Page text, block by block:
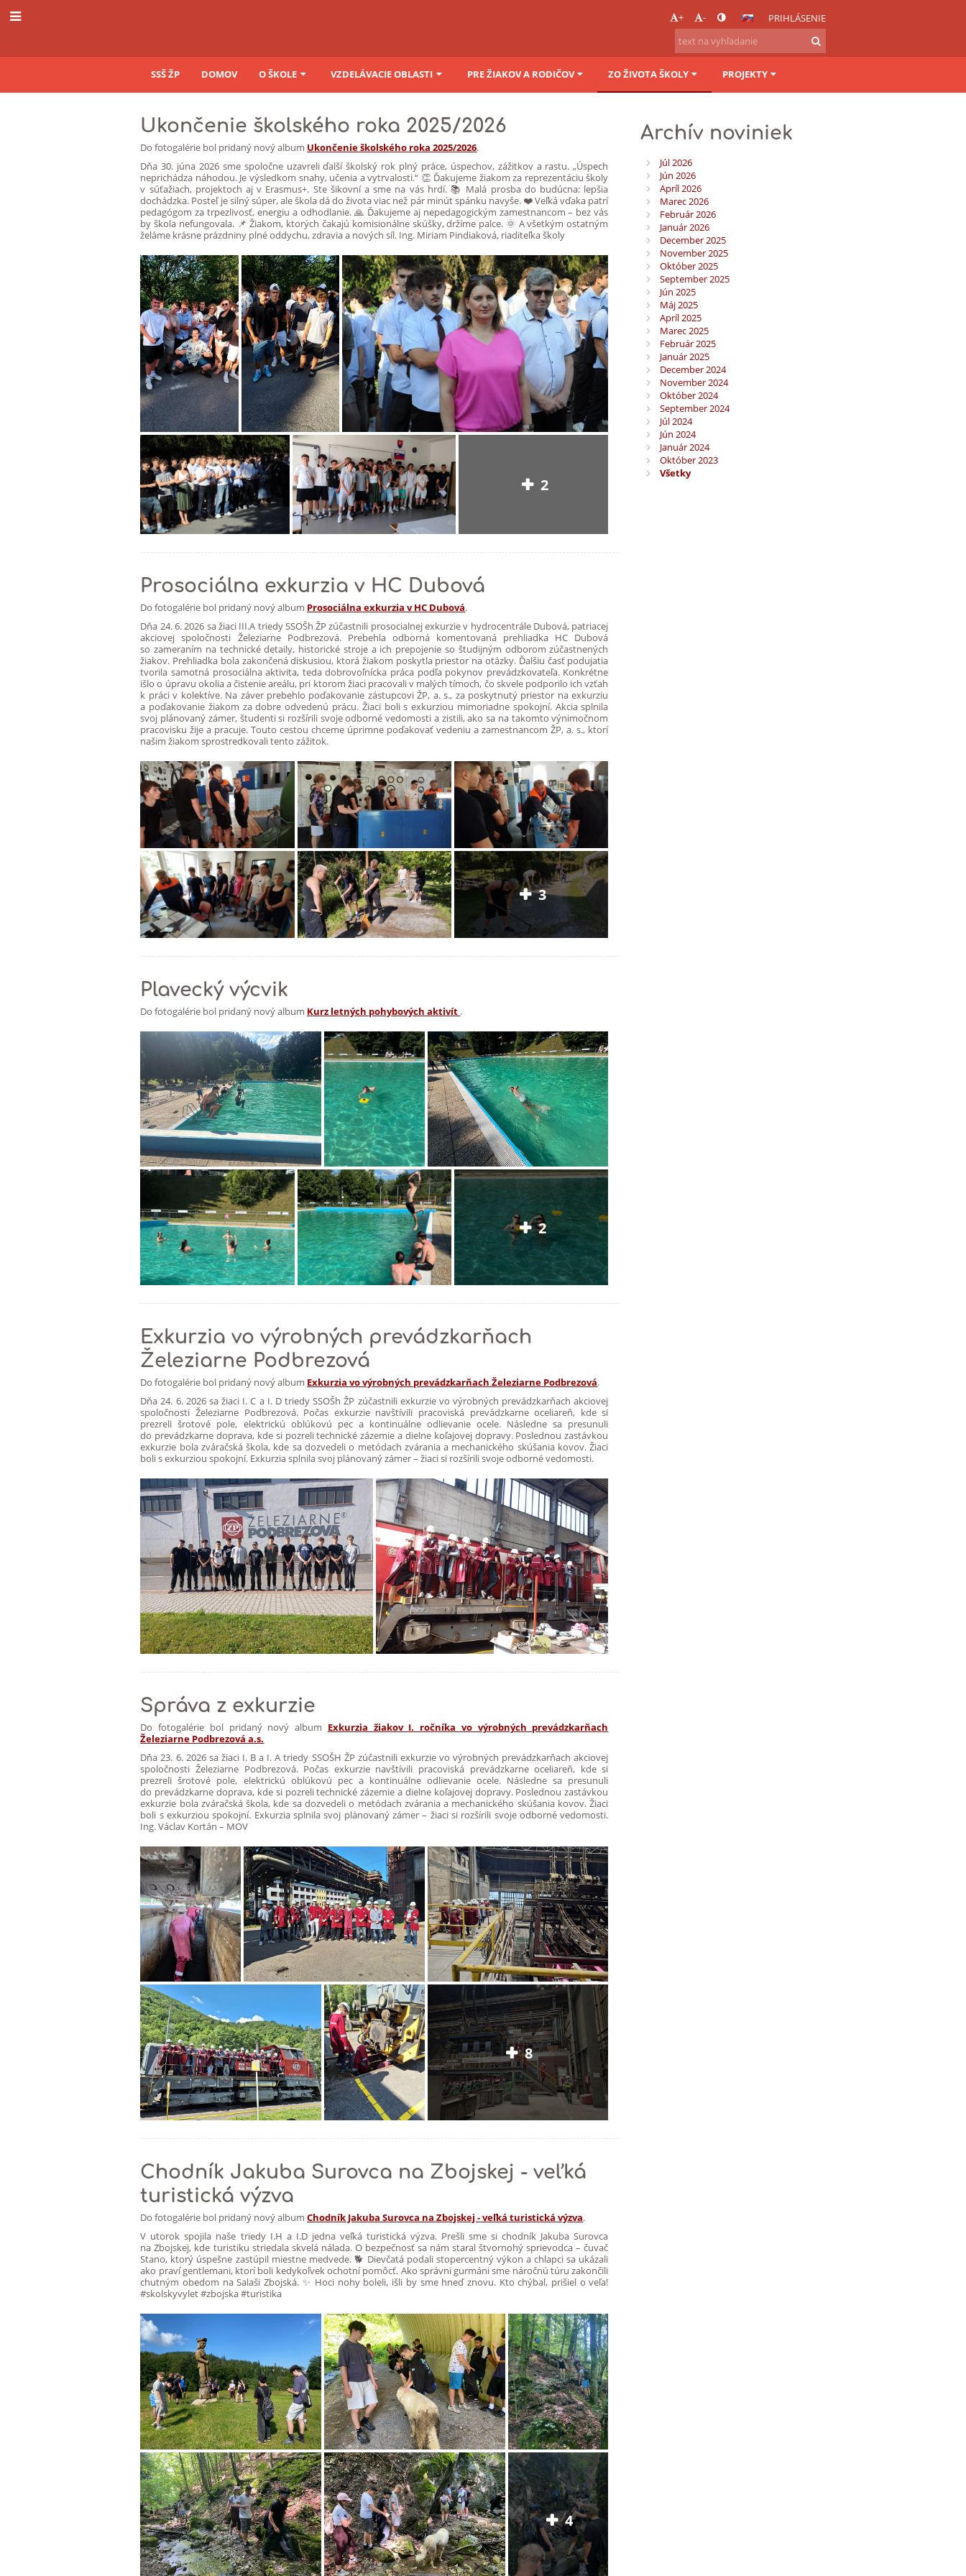
+ - PRIHLÁSENIE
SSŠ ŽP DOMOV O ŠKOLE VZDELÁVACIE OBLASTI PRE ŽIAKOV A RODIČOV ZO ŽIVOTA ŠKOLY PROJEKTY
Novinky
Ukončenie školského roka 2025/2026
Do fotogalérie bol pridaný nový album Ukončenie školského roka 2025/2026.
Dňa 30. júna 2026 sme spoločne uzavreli ďalší školský rok plný práce, úspechov, zážitkov a rastu. „Úspech
neprichádza náhodou. Je výsledkom snahy, učenia a vytrvalosti.“ 👏 Ďakujeme žiakom za reprezentáciu školy
v súťažiach, projektoch aj v Erasmus+. Ste šikovní a sme na vás hrdí. 📚 Malá prosba do budúcna: lepšia
dochádzka. Posteľ je silný súper, ale škola dá do života viac než pár minút spánku navyše. ❤️ Veľká vďaka patrí
pedagógom za trpezlivosť, energiu a odhodlanie. 🙏 Ďakujeme aj nepedagogickým zamestnancom – bez vás
by škola nefungovala. 📌 Žiakom, ktorých čakajú komisionálne skúšky, držíme palce. 🌞 A všetkým ostatným
želáme krásne prázdniny plné oddychu, zdravia a nových síl. Ing. Miriam Pindiaková, riaditeľka školy
2
Prosociálna exkurzia v HC Dubová
Do fotogalérie bol pridaný nový album Prosociálna exkurzia v HC Dubová.
Dňa 24. 6. 2026 sa žiaci III.A triedy SSOŠh ŽP zúčastnili prosocialnej exkurzie v hydrocentrále Dubová, patriacej
akciovej spoločnosti Železiarne Podbrezová. Prebehla odborná komentovaná prehliadka HC Dubová
so zameraním na technické detaily, historické stroje a ich prepojenie so študijným odborom zúčastnených
žiakov. Prehliadka bola zakončená diskusiou, ktorá žiakom poskytla priestor na otázky. Ďalšiu časť podujatia
tvorila samotná prosociálna aktivita, teda dobrovoľnícka práca podľa pokynov prevádzkovateľa. Konkrétne
išlo o úpravu okolia a čistenie areálu, pri ktorom žiaci pracovali v malých tímoch, čo skvele podporilo ich vzťah
k práci v kolektíve. Na záver prebehlo poďakovanie zástupcovi ŽP, a. s., za poskytnutý priestor na exkurziu
a poďakovanie žiakom za dobre odvedenú prácu. Žiaci boli s exkurziou mimoriadne spokojní. Akcia splnila
svoj plánovaný zámer, študenti si rozšírili svoje odborné vedomosti a zistili, ako sa na takomto výnimočnom
pracovisku žije a pracuje. Touto cestou chceme úprimne poďakovať vedeniu a zamestnancom ŽP, a. s., ktorí
našim žiakom sprostredkovali tento zážitok.
3
Plavecký výcvik
Do fotogalérie bol pridaný nový album Kurz letných pohybových aktivít .
2
Exkurzia vo výrobných prevádzkarňach
Železiarne Podbrezová
Do fotogalérie bol pridaný nový album Exkurzia vo výrobných prevádzkarňach Železiarne Podbrezová.
Dňa 24. 6. 2026 sa žiaci I. C a I. D triedy SSOŠh ŽP zúčastnili exkurzie vo výrobných prevádzkarňach akciovej
spoločnosti Železiarne Podbrezová. Počas exkurzie navštívili pracoviská prevádzkarne oceliareň, kde si
prezreli šrotové pole, elektrickú oblúkovú pec a kontinuálne odlievanie ocele. Následne sa presunuli
do prevádzkarne doprava, kde si pozreli technické zázemie a dielne koľajovej dopravy. Poslednou zastávkou
exkurzie bola zváračská škola, kde sa dozvedeli o metódach zvárania a mechanického skúšania kovov. Žiaci
boli s exkurziou spokojní. Exkurzia splnila svoj plánovaný zámer – žiaci si rozšírili svoje odborné vedomosti.
Správa z exkurzie
Do fotogalérie bol pridaný nový album Exkurzia žiakov I. ročníka vo výrobných prevádzkarňach
Železiarne Podbrezová a.s.
Dňa 23. 6. 2026 sa žiaci I. B a I. A triedy SSOŠH ŽP zúčastnili exkurzie vo výrobných prevádzkarňach akciovej
spoločnosti Železiarne Podbrezová. Počas exkurzie navštívili pracoviská prevádzkarne oceliareň, kde si
prezreli šrotové pole, elektrickú oblúkovú pec a kontinuálne odlievanie ocele. Následne sa presunuli
do prevádzkarne doprava, kde si pozreli technické zázemie a dielne koľajovej dopravy. Poslednou zastávkou
exkurzie bola zváračská škola, kde sa dozvedeli o metódach zvárania a mechanického skúšania kovov. Žiaci
boli s exkurziou spokojní. Exkurzia splnila svoj plánovaný zámer – žiaci si rozšírili svoje odborné vedomosti.
Ing. Václav Kortán – MOV
8
Chodník Jakuba Surovca na Zbojskej - veľká
turistická výzva
Do fotogalérie bol pridaný nový albumChodník Jakuba Surovca na Zbojskej - veľká turistická výzva.
V utorok spojila naše triedy I.H a I.D jedna veľká turistická výzva. Prešli sme si chodník Jakuba Surovca
na Zbojskej, kde turistiku striedala skvelá nálada. O bezpečnosť sa nám staral štvornohý sprievodca – čuvač
Stano, ktorý úspešne zastúpil miestne medvede. 🐕 Dievčatá podali stopercentný výkon a chlapci sa ukázali
ako praví gentlemani, ktorí boli kedykoľvek ochotní pomôcť. Ako správni gurmáni sme náročnú túru zakončili
chutným obedom na Salaši Zbojská. ✨ Hoci nohy boleli, išli by sme hneď znovu. Kto chýbal, prišiel o veľa!
#skolskyvylet #zbojska #turistika
4
Archív noviniek
Júl 2026
Jún 2026
Apríl 2026
Marec 2026
Február 2026
Január 2026
December 2025
November 2025
Október 2025
September 2025
Jún 2025
Máj 2025
Apríl 2025
Marec 2025
Február 2025
Január 2025
December 2024
November 2024
Október 2024
September 2024
Júl 2024
Jún 2024
Január 2024
Október 2023
Všetky